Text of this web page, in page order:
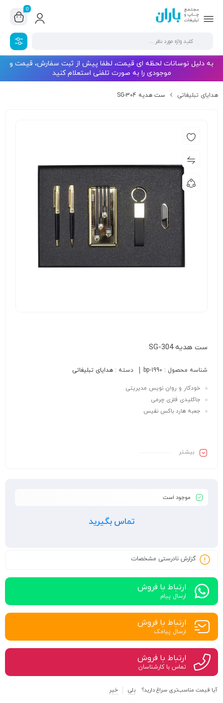
0
به دلیل نوسانات لحظه ای قیمت، لطفا پیش از ثبت سفارش، قیمت و
موجودی را به صورت تلفنی استعلام کنید
هدایای تبلیغاتی ست هدیه SG-304
ست هدیه SG-304
شناسه محصول : bp-1990 دسته : هدایای تبلیغاتی
خودکار و روان نويس مديريتی
جاکلیدی فلزی چرمی
جعبه هارد باکس نفیس
بیشـتر
موجود است
تماس بگیرید
گزارش نادرستی مشخصات
ارتباط با فروش
ارسال پیام
ارتباط با فروش
ارسال پیامک
ارتباط با فروش
تماس با کارشناسان
آیا قیمت مناسب‌تری سراغ دارید؟ بلی خیر